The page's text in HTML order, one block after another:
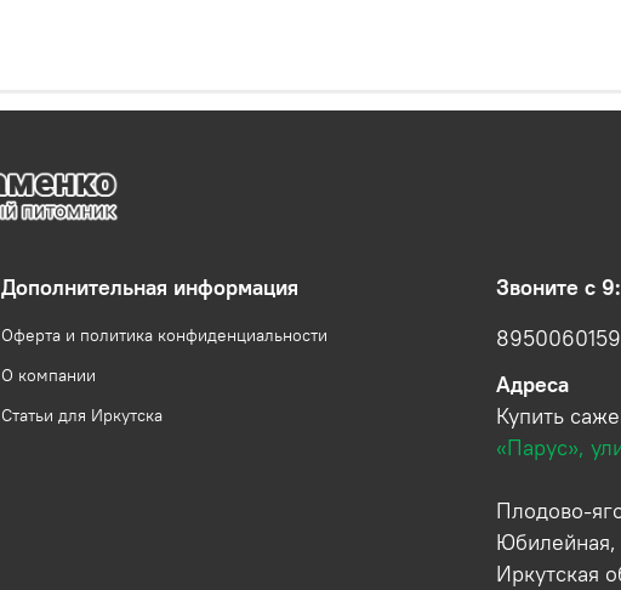
Дополнительная информация
Оферта и политика конфиденциальности
О компании
Статьи для Иркутска
Звоните с
Адреса
Купить
«Парус»,
Плодово-
Юбилейная,
Иркутская